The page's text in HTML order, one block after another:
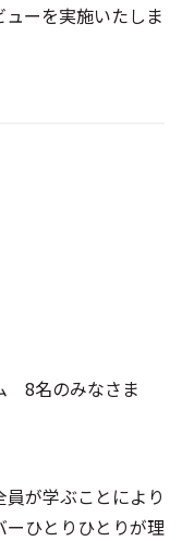
ーを実施いたしま
8名のみなさま
が学ぶことにより
ひとりひとりが理